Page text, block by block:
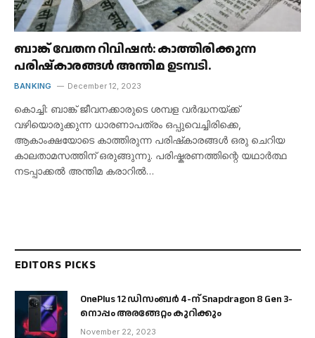
ബാങ്ക് വേതന റിവിഷൻ: കാത്തിരിക്കുന്ന
പരിഷ്കാരങ്ങൾ അന്തിമ ഉടമ്പടി.
BANKING December 12, 2023
കൊച്ചി: ബാങ്ക് ജീവനക്കാരുടെ ശമ്പള വർദ്ധനയ്ക്ക്
വഴിയൊരുക്കുന്ന ധാരണാപത്രം ഒപ്പുവെച്ചിരിക്കെ,
ആകാംക്ഷയോടെ കാത്തിരുന്ന പരിഷ്‌കാരങ്ങൾ ഒരു ചെറിയ
കാലതാമസത്തിന് ഒരുങ്ങുന്നു. പരിഷ്കരണത്തിന്റെ യഥാർത്ഥ
നടപ്പാക്കൽ അന്തിമ കരാറിൽ…
EDITORS PICKS
OnePlus 12 ഡിസംബർ 4-ന് Snapdragon 8 Gen 3-
നൊപ്പം അരങ്ങേറ്റം കുറിക്കും
November 22, 2023